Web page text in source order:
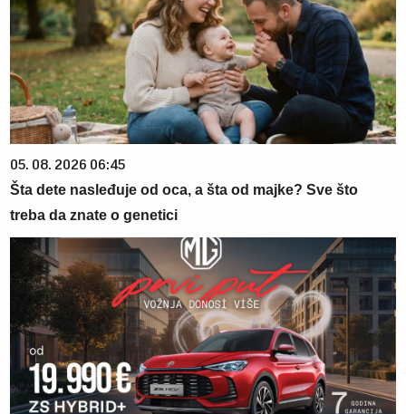
05. 08. 2026 06:45
Šta dete nasleđuje od oca, a šta od majke? Sve što
treba da znate o genetici